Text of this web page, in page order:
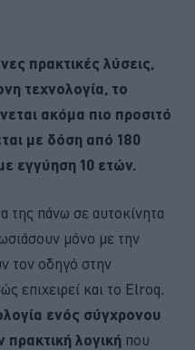
πρακτικές λύσεις,
τεχνολογία, το
ακόμα πιο προσιτό
με δόση από 180
εγγύηση 10 ετών.
της πάνω σε αυτοκίνητα
μόνο με την
τον οδηγό στην
επιχειρεί και το Elroq,
ενός σύγχρονου
πρακτική λογική που